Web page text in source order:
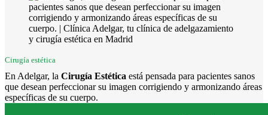
Cirugía estética
En Adelgar, la Cirugía Estética está pensada para pacientes sanos
que desean perfeccionar su imagen corrigiendo y armonizando áreas
específicas de su cuerpo.